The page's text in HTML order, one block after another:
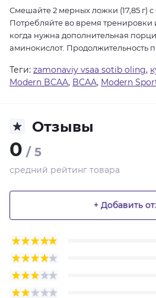
Смешайте 2 мерных ложки (17,85 г) с
Потребляйте во время тренировки
когда нужна дополнительная
аминокислот. Продолжительность
Теги: zamonaviy vsaa sotib oling,
Modern BCAA, BCAA, Modern
Отзывы
0 / 5
средний рейтинг товара
+ Добавить